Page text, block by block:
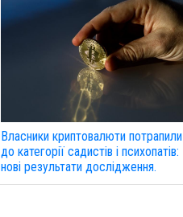
Власники криптовалюти потрапили
до категорії садистів і психопатів:
нові результати дослідження.